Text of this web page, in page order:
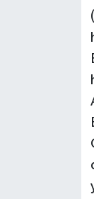
Teknoloji
Yaşam-